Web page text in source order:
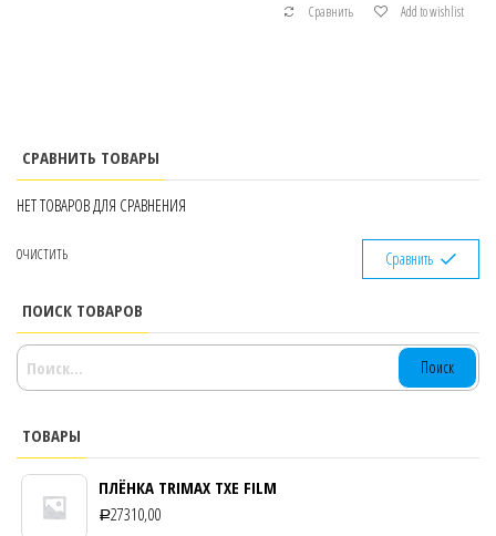
Сравнить Add to wishlist
СРАВНИТЬ ТОВАРЫ
НЕТ ТОВАРОВ ДЛЯ СРАВНЕНИЯ
ОЧИСТИТЬ Сравнить
ПОИСК ТОВАРОВ
НАЙТИ:
ТОВАРЫ
ПЛЁНКА TRIMAX TXE FILM
Р27310,00